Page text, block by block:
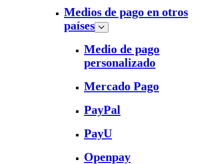
Medios de pago en otros
países
Medio de pago
personalizado
Mercado Pago
PayPal
PayU
Openpay